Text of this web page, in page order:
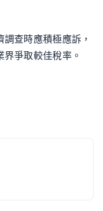
查時應積極應訴，
爭取較佳稅率。